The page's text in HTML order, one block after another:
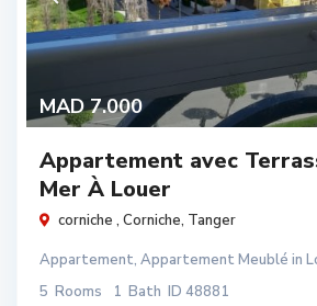
MAD 7.000
Appartement avec
Mer À Louer
corniche , Corniche, Tanger
Appartement, Appartement Meublé in
5 Rooms 1 Bath ID 48881